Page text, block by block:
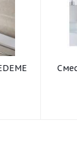
Смеситель